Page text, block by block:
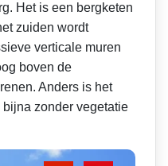
Het is een bergketen
zuiden wordt
verticale muren
boven de
Anders is het
zonder vegetatie